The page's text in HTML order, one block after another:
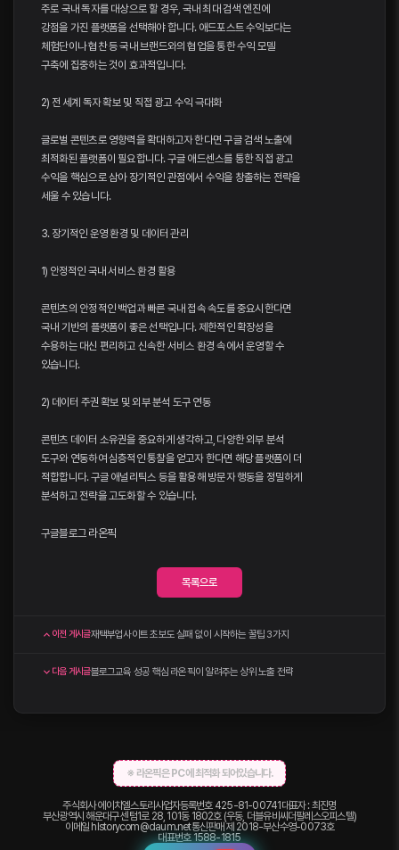
주로 국내 독자를 대상으로 할 경우, 국내 최대 검색 엔진에
강점을 가진 플랫폼을 선택해야 합니다. 애드포스트 수익보다는
체험단이나 협찬 등 국내 브랜드와의 협업을 통한 수익 모델
구축에 집중하는 것이 효과적입니다.
2) 전 세계 독자 확보 및 직접 광고 수익 극대화
글로벌 콘텐츠로 영향력을 확대하고자 한다면 구글 검색 노출에
최적화된 플랫폼이 필요합니다. 구글 애드센스를 통한 직접 광고
수익을 핵심으로 삼아 장기적인 관점에서 수익을 창출하는 전략을
세울 수 있습니다.
3. 장기적인 운영 환경 및 데이터 관리
1) 안정적인 국내 서비스 환경 활용
콘텐츠의 안정적인 백업과 빠른 국내 접속 속도를 중요시한다면
국내 기반의 플랫폼이 좋은 선택입니다. 제한적인 확장성을
수용하는 대신 편리하고 신속한 서비스 환경 속에서 운영할 수
있습니다.
2) 데이터 주권 확보 및 외부 분석 도구 연동
콘텐츠 데이터 소유권을 중요하게 생각하고, 다양한 외부 분석
도구와 연동하여 심층적인 통찰을 얻고자 한다면 해당 플랫폼이 더
적합합니다. 구글 애널리틱스 등을 활용해 방문자 행동을 정밀하게
분석하고 전략을 고도화할 수 있습니다.
구글블로그 라온픽
목록으로
이전 게시글재택부업사이트 초보도 실패 없이 시작하는 꿀팁 3가지
다음 게시글블로그교육 성공 핵심 라온픽이 알려주는 상위 노출 전략
※ 라온픽은 PC에 최적화 되어있습니다.
주식회사 에이치엘스토리사업자등록번호 425-81-00741대표자 : 최진명
부산광역시 해운대구 센텀1로 28, 101동 1802호 (우동, 더블유비씨더팔레스오피스텔)
이메일 hlstorycom@daum.net통신판매 제 2018-부산수영-0073호
대표번호1588-1815